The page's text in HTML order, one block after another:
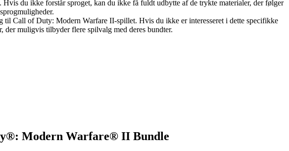
du ikke forstår sproget, kan du ikke få fuldt udbytte af de trykte materialer, der følger
Call of Duty: Modern Warfare II-spillet. Hvis du ikke er interesseret i dette specifikke
muligvis tilbyder flere spilvalg med deres bundter.
Modern Warfare® II Bundle